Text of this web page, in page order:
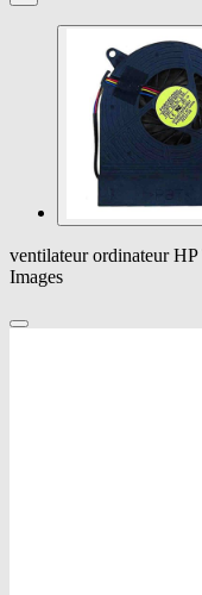
ventilateur ordinateur
Images